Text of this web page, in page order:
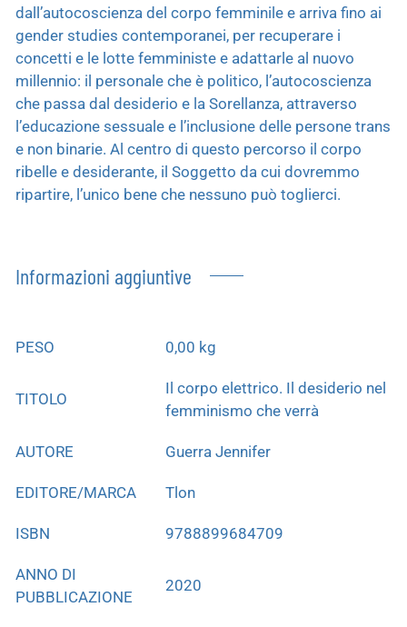
dall’autocoscienza del corpo femminile e arriva fino ai
gender studies contemporanei, per recuperare i
concetti e le lotte femministe e adattarle al nuovo
millennio: il personale che è politico, l’autocoscienza
che passa dal desiderio e la Sorellanza, attraverso
l’educazione sessuale e l’inclusione delle persone trans
e non binarie. Al centro di questo percorso il corpo
ribelle e desiderante, il Soggetto da cui dovremmo
ripartire, l’unico bene che nessuno può toglierci.
Informazioni aggiuntive
PESO 0,00 kg
TITOLO
Il corpo elettrico. Il desiderio nel
femminismo che verrà
AUTORE Guerra Jennifer
EDITORE/MARCA Tlon
ISBN 9788899684709
ANNO DI
PUBBLICAZIONE
2020